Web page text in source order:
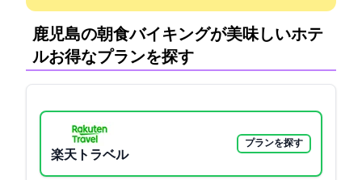
鹿児島の朝食バイキングが美味しいホテ
ル:お得なプランを探す
楽天トラベル
プランを探す